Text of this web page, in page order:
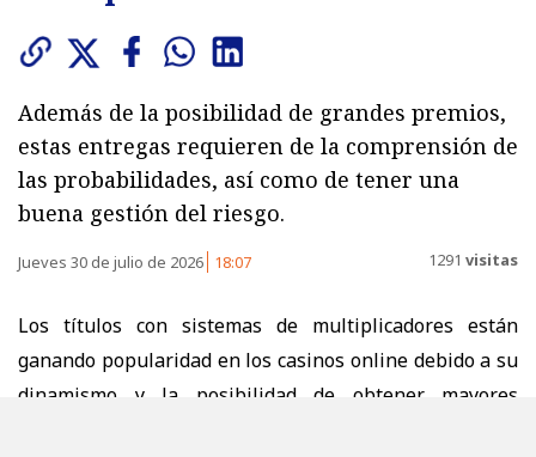
Además de la posibilidad de grandes premios,
estas entregas requieren de la comprensión de
las probabilidades, así como de tener una
buena gestión del riesgo.
Jueves 30 de julio de 2026 18:07 1291 visitas
Los títulos con sistemas de multiplicadores están
ganando popularidad en los casinos online debido a su
dinamismo y la posibilidad de obtener mayores